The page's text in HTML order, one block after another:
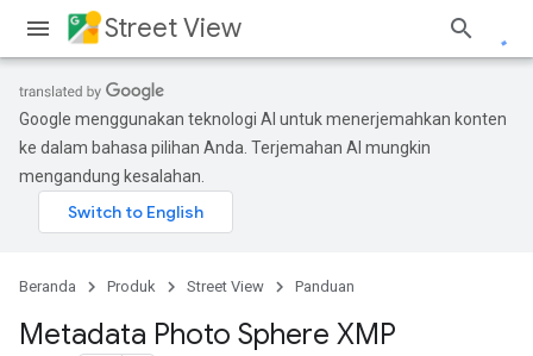
Street View
Google menggunakan teknologi AI untuk menerjemahkan konten
ke dalam bahasa pilihan Anda. Terjemahan AI mungkin
mengandung kesalahan.
Beranda Produk Street View Panduan
Metadata Photo Sphere XMP